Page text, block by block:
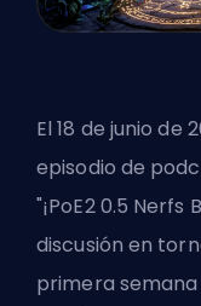
El 18 de junio de
episodio de
"¡PoE2 0.5 Nerfs
discusión en
primera semana